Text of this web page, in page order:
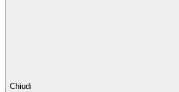
Chiudi